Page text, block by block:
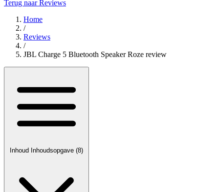
Terug naar Reviews
Home
/
Reviews
/
JBL Charge 5 Bluetooth Speaker Roze review
Inhoud Inhoudsopgave (8)